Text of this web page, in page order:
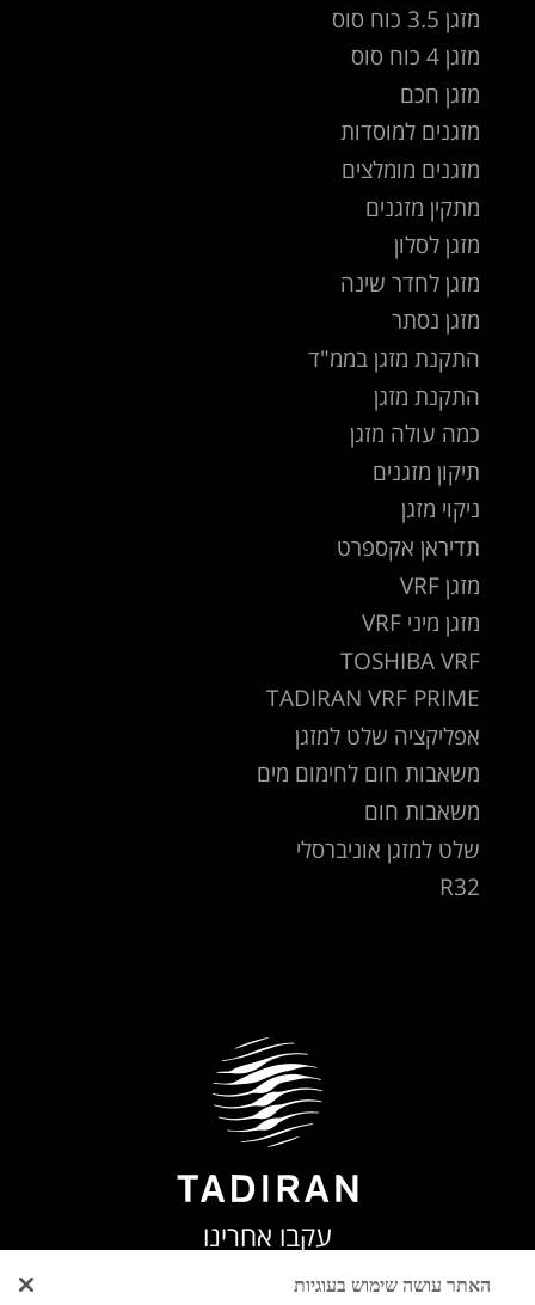
מזגן 3.5 כוח סוס
מזגן 4 כוח סוס
מזגן חכם
מזגנים למוסדות
מזגנים מומלצים
מתקין מזגנים
מזגן לסלון
מזגן לחדר שינה
מזגן נסתר
התקנת מזגן בממ"ד
התקנת מזגן
כמה עולה מזגן
תיקון מזגנים
ניקוי מזגן
תדיראן אקספרט
מזגן VRF
מזגן מיני VRF
TOSHIBA VRF
TADIRAN VRF PRIME
אפליקציה שלט למזגן
משאבות חום לחימום מים
משאבות חום
שלט למזגן אוניברסלי
R32
עקבו אחרינו
האתר עושה שימוש בעוגיות